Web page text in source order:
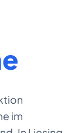
im